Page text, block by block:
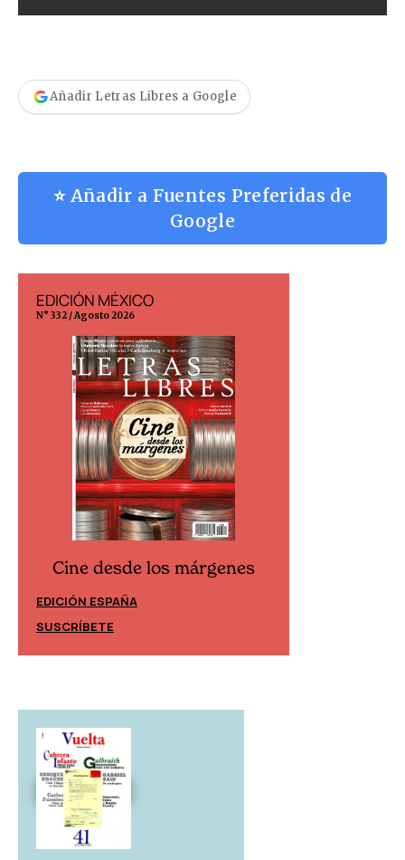
Añadir Letras Libres a Google
⭐ Añadir a Fuentes Preferidas de
Google
EDICIÓN MÉXICO
N° 332 / Agosto 2026
Cine desde los márgenes
EDICIÓN ESPAÑA
SUSCRÍBETE